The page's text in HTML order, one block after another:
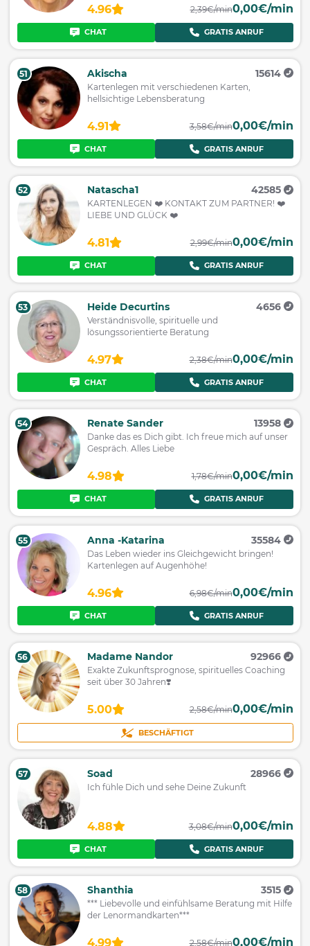
4.96 2,39€/min0,00€/min
CHAT GRATIS ANRUF
51 Akischa 15614
Kartenlegen mit verschiedenen Karten,
hellsichtige Lebensberatung
4.91 3,58€/min0,00€/min
CHAT GRATIS ANRUF
52 Natascha1 42585
KARTENLEGEN ❤️ KONTAKT ZUM PARTNER! ❤️
LIEBE UND GLÜCK ❤️
4.81 2,99€/min0,00€/min
CHAT GRATIS ANRUF
53 Heide Decurtins 4656
Verständnisvolle, spirituelle und
lösungssorientierte Beratung
4.97 2,38€/min0,00€/min
CHAT GRATIS ANRUF
54 Renate Sander 13958
Danke das es Dich gibt. Ich freue mich auf unser
Gespräch. Alles Liebe
4.98 1,78€/min0,00€/min
CHAT GRATIS ANRUF
55 Anna -Katarina 35584
Das Leben wieder ins Gleichgewicht bringen!
Kartenlegen auf Augenhöhe!
4.96 6,98€/min0,00€/min
CHAT GRATIS ANRUF
56 Madame Nandor 92966
Exakte Zukunftsprognose, spirituelles Coaching
seit über 30 Jahren❣️
5.00 2,58€/min0,00€/min
BESCHÄFTIGT
57 Soad 28966
Ich fühle Dich und sehe Deine Zukunft
4.88 3,08€/min0,00€/min
CHAT GRATIS ANRUF
58 Shanthia 3515
*** Liebevolle und einfühlsame Beratung mit Hilfe
der Lenormandkarten***
4.99 2,58€/min0,00€/min